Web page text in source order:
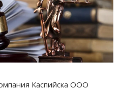
Каспийска ООО